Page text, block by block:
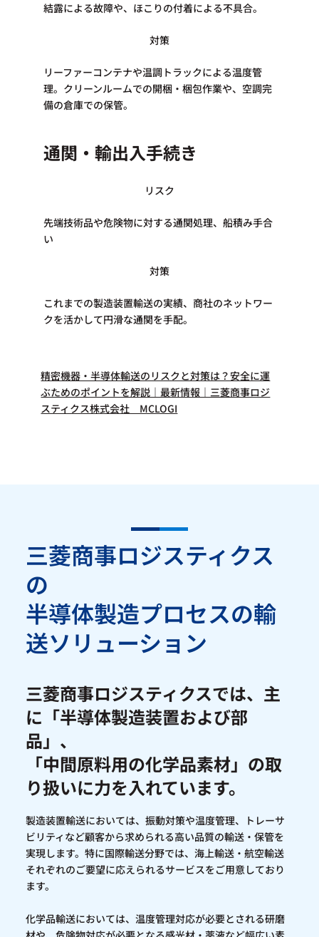
結露による故障や、ほこりの付着による不具合。
対策
リーファーコンテナや温調トラックによる温度管
理。クリーンルームでの開梱・梱包作業や、空調完
備の倉庫での保管。
通関・輸出入手続き
リスク
先端技術品や危険物に対する通関処理、船積み手合
い​
​対策
これまでの製造装置輸送の実績、商社のネットワー
クを活かして円滑な通関を手配。​
精密機器・半導体輸送のリスクと対策は？安全に運
ぶためのポイントを解説｜最新情報｜三菱商事ロジ
スティクス株式会社 MCLOGI
三菱商事ロジスティクス
の
半導体製造プロセスの輸
送ソリューション
三菱商事ロジスティクスでは、主
に「半導体製造装置および部
品」、
「中間原料用の化学品素材」の取
り扱いに力を入れています。
製造装置輸送においては、振動対策や温度管理、トレーサ
ビリティなど顧客から求められる高い品質の輸送・保管を
実現します。特に国際輸送分野では、海上輸送・航空輸送
それぞれのご要望に応えられるサービスをご用意しており
ます。
化学品輸送においては、温度管理対応が必要とされる研磨